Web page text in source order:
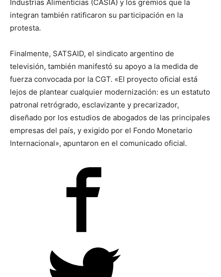
Industrias Alimenticias (CASIA) y los gremios que la
integran también ratificaron su participación en la
protesta.
Finalmente, SATSAID, el sindicato argentino de
televisión, también manifestó su apoyo a la medida de
fuerza convocada por la CGT. «El proyecto oficial está
lejos de plantear cualquier modernización: es un estatuto
patronal retrógrado, esclavizante y precarizador,
diseñado por los estudios de abogados de las principales
empresas del país, y exigido por el Fondo Monetario
Internacional», apuntaron en el comunicado oficial.